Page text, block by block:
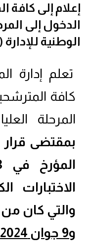
إعلام إلى كافة
الدخول إلى
الوطنية للإدارة
تعلم إدارة
كافة
المرحلة العليا (دورة
بمقتضى
الاختبارات
والتي كان من